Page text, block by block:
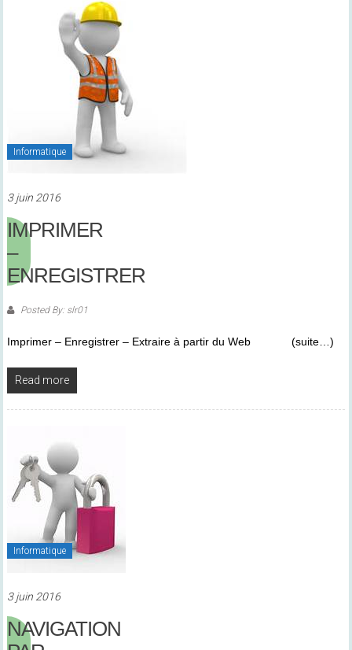
Informatique
3 juin 2016
IMPRIMER
–
ENREGISTRER
Posted By: slr01
Imprimer – Enregistrer – Extraire à partir du Web (suite…)
Read more
Informatique
3 juin 2016
NAVIGATION